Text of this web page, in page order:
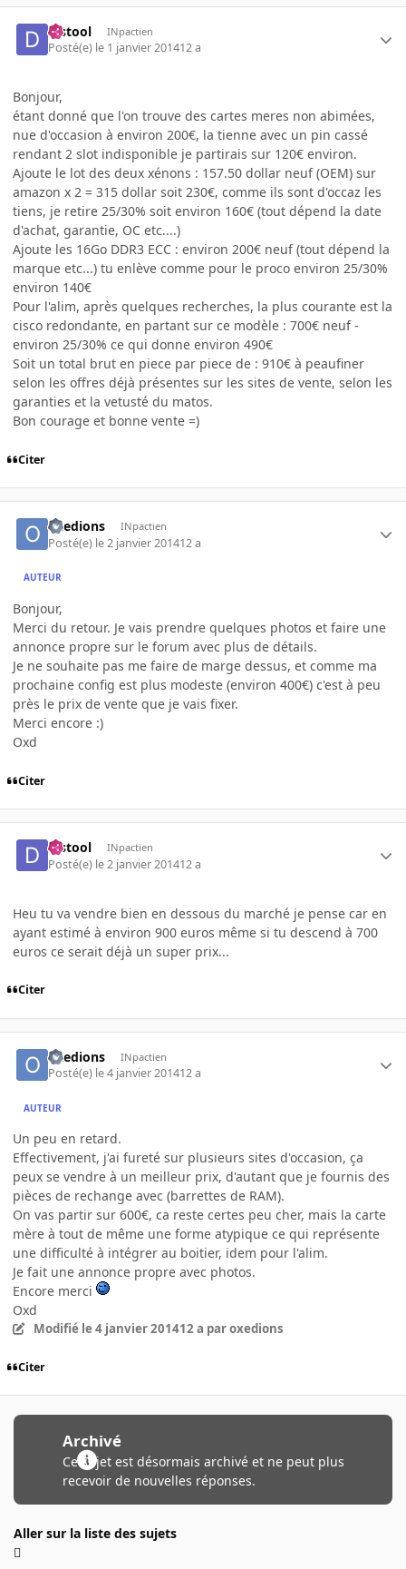
djstool INpactien
Posté(e) le 1 janvier 201412 a
Bonjour,
étant donné que l'on trouve des cartes meres non abimées,
nue d'occasion à environ 200€, la tienne avec un pin cassé
rendant 2 slot indisponible je partirais sur 120€ environ.
Ajoute le lot des deux xénons : 157.50 dollar neuf (OEM) sur
amazon x 2 = 315 dollar soit 230€, comme ils sont d'occaz les
tiens, je retire 25/30% soit environ 160€ (tout dépend la date
d'achat, garantie, OC etc....)
Ajoute les 16Go DDR3 ECC : environ 200€ neuf (tout dépend la
marque etc...) tu enlève comme pour le proco environ 25/30%
environ 140€
Pour l'alim, après quelques recherches, la plus courante est la
cisco redondante, en partant sur ce modèle : 700€ neuf -
environ 25/30% ce qui donne environ 490€
Soit un total brut en piece par piece de : 910€ à peaufiner
selon les offres déjà présentes sur les sites de vente, selon les
garanties et la vetusté du matos.
Bon courage et bonne vente =)
Citer
oxedions INpactien
Posté(e) le 2 janvier 201412 a
AUTEUR
Bonjour,
Merci du retour. Je vais prendre quelques photos et faire une
annonce propre sur le forum avec plus de détails.
Je ne souhaite pas me faire de marge dessus, et comme ma
prochaine config est plus modeste (environ 400€) c'est à peu
près le prix de vente que je vais fixer.
Merci encore :)
Oxd
Citer
djstool INpactien
Posté(e) le 2 janvier 201412 a
Heu tu va vendre bien en dessous du marché je pense car en
ayant estimé à environ 900 euros même si tu descend à 700
euros ce serait déjà un super prix...
Citer
oxedions INpactien
Posté(e) le 4 janvier 201412 a
AUTEUR
Un peu en retard.
Effectivement, j'ai fureté sur plusieurs sites d'occasion, ça
peux se vendre à un meilleur prix, d'autant que je fournis des
pièces de rechange avec (barrettes de RAM).
On vas partir sur 600€, ca reste certes peu cher, mais la carte
mère à tout de même une forme atypique ce qui représente
une difficulté à intégrer au boitier, idem pour l'alim.
Je fait une annonce propre avec photos.
Encore merci
Oxd
Modifié le 4 janvier 201412 a par oxedions
Citer
Archivé
Ce sujet est désormais archivé et ne peut plus
recevoir de nouvelles réponses.
Aller sur la liste des sujets